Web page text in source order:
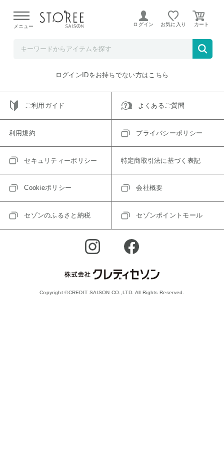
よる配送遅延が発生しております。
メニュー ログイン お気に入り
ご指定のアイテムは取り扱い終了、またはただいま取り扱い
トップへ戻る
ログインIDをお持ちでない方はこちら
ご利用ガイド よくあるご質問
利用規約 プライバシーポリシー
セキュリティーポリシー 特定商取引法に基づく表記
Cookieポリシー 会社概要
セゾンのふるさと納税 セゾンポイントモール
Copyright ©CREDIT SAISON CO.,LTD. All Rights Reserved.